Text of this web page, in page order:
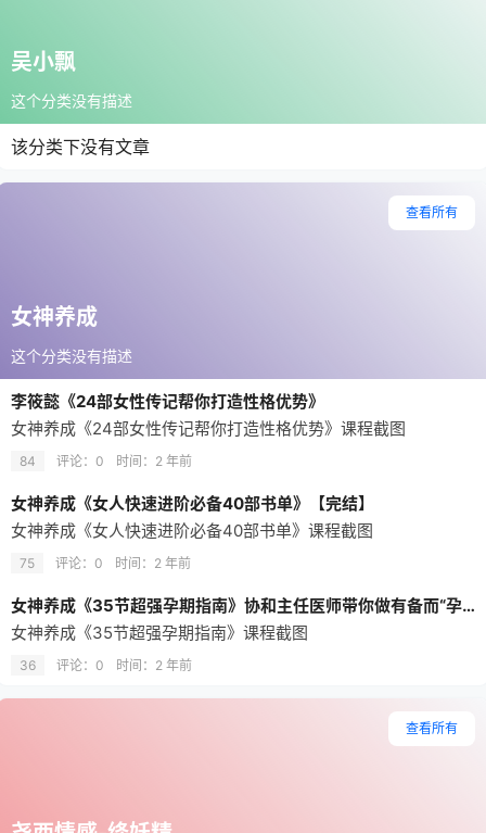
吴小飘
这个分类没有描述
该分类下没有文章
女神养成
这个分类没有描述
查看所有
李筱懿《24部女性传记帮你打造性格优势》
女神养成《24部女性传记帮你打造性格优势》课程截图
84 评论：0 时间： 2 年前
女神养成《女人快速进阶必备40部书单》【完结】
女神养成《女人快速进阶必备40部书单》课程截图
75 评论：0 时间： 2 年前
女神养成《35节超强孕期指南》协和主任医师带你做有备而“孕”的健康妈妈(完结)
女神养成《35节超强孕期指南》课程截图
36 评论：0 时间： 2 年前
查看所有